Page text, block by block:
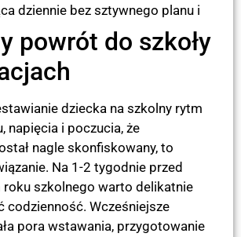
dziennie bez sztywnego planu i
powrót do szkoły
dziecka na szkolny rytm
napięcia i poczucia, że
nagle skonfiskowany, to
Na 1-2 tygodnie przed
roku szkolnego warto delikatnie
codzienność. Wcześniejsze
pora wstawania, przygotowanie